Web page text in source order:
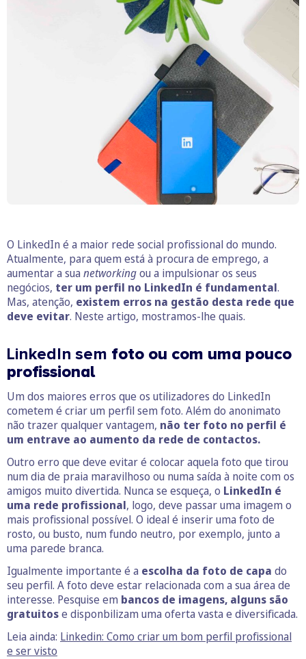
O LinkedIn é a maior rede social profissional do mundo.
Atualmente, para quem está à procura de emprego, a
aumentar a sua networkingou a impulsionar os seus
negócios, ter um perfil no LinkedIn é fundamental.
Mas, atenção, existem erros na gestão desta rede que
deve evitar. Neste artigo, mostramos-lhe quais.
LinkedIn sem foto ou com uma pouco
profissional
Um dos maiores erros que os utilizadores do LinkedIn
cometem é criar um perfil sem foto. Além do anonimato
não trazer qualquer vantagem, não ter foto no perfil é
um entrave ao aumento da rede de contactos.
Outro erro que deve evitar é colocar aquela foto que tirou
num dia de praia maravilhoso ou numa saída à noite com os
amigos muito divertida. Nunca se esqueça, o LinkedIn é
uma rede profissional, logo, deve passar uma imagem o
mais profissional possível. O ideal é inserir uma foto de
rosto, ou busto, num fundo neutro, por exemplo, junto a
uma parede branca.
Igualmente importante é a escolha da foto de capa do
seu perfil. A foto deve estar relacionada com a sua área de
interesse. Pesquise em bancos de imagens, alguns são
gratuitose disponbilizam uma oferta vasta e diversificada.
Leia ainda: Linkedin: Como criar um bom perfil profissional
e ser visto